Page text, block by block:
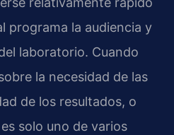
programa la audiencia y
laboratorio. Cuando
la necesidad de las
de los resultados, o
solo uno de varios